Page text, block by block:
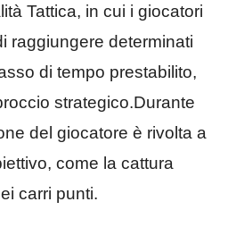
Tattica, in cui i giocatori
raggiungere determinati
di tempo prestabilito,
strategico.Durante
del giocatore è rivolta a
come la cattura
carri punti.